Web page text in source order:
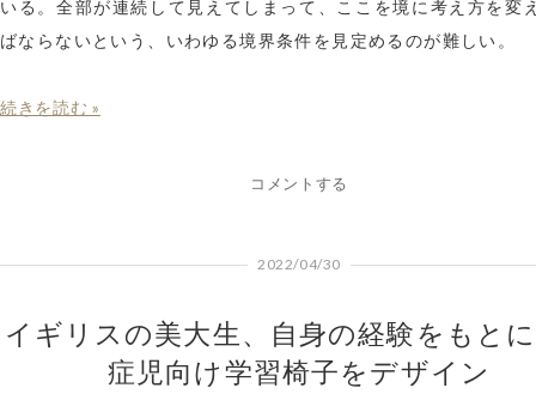
いる。全部が連続して見えてしまって、ここを境に考え方を変
ばならないという、いわゆる境界条件を見定めるのが難しい。
続きを読む »
コメントする
2022/04/30
イギリスの美大生、自身の経験をもと
症児向け学習椅子をデザイン